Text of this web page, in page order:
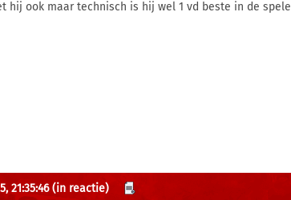
hij ook maar technisch is hij wel 1 vd beste in de
21:35:46 (in reactie)